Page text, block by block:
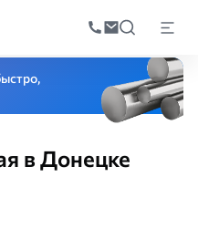
по
прокатЛента
в Донецке